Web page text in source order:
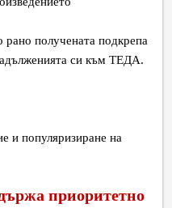
рано получената подкрепа
си към ТЕДА.
и популяризиране на
приоритетно